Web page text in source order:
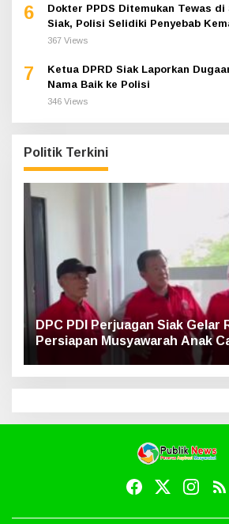
6
Dokter PPDS Ditemukan Tewas di
Siak, Polisi Selidiki Penyebab
367 Views
7
Ketua DPRD Siak Laporkan
Nama Baik ke Polisi
346 Views
Politik Terkini
DPC PDI Perjuagan Siak Gelar
Persiapan Musyawarah Anak